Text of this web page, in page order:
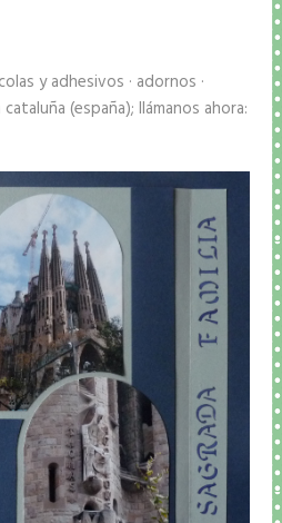
y adhesivos · adornos ·
(españa); llámanos ahora: